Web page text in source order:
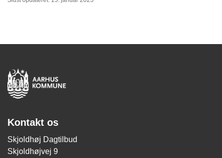
Kontakt os
Skjoldhøj Dagtilbud
Skjoldhøjvej 9